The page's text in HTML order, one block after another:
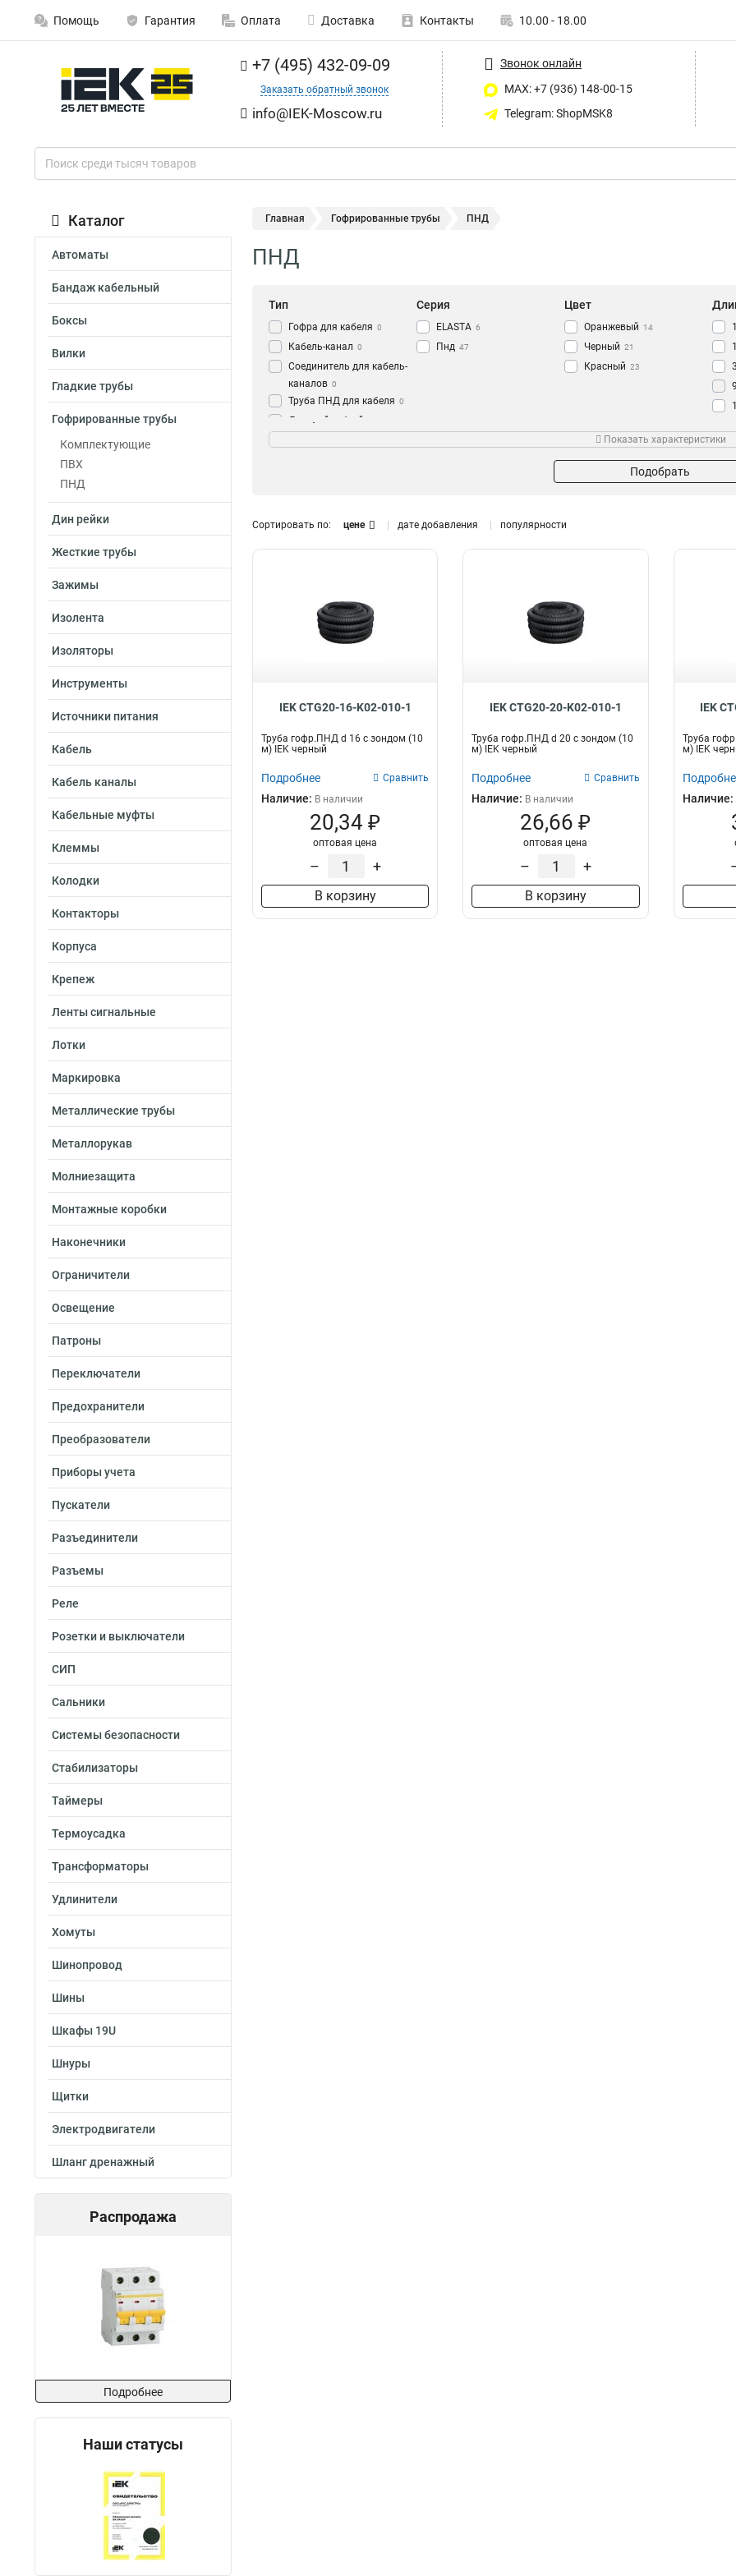
Помощь Гарантия Оплата Доставка Контакты 10.00 - 18.00
+7 (495) 432-09-09
Заказать обратный звонок
info@IEK-Moscow.ru
Звонок онлайн
MAX: +7 (936) 148-00-15
Telegram: ShopMSK8
Каталог
Автоматы
Бандаж кабельный
Боксы
Вилки
Гладкие трубы
Гофрированные трубы
Комплектующие
ПВХ
ПНД
Дин рейки
Жесткие трубы
Зажимы
Изолента
Изоляторы
Инструменты
Источники питания
Кабель
Кабель каналы
Кабельные муфты
Клеммы
Колодки
Контакторы
Корпуса
Крепеж
Ленты сигнальные
Лотки
Маркировка
Металлические трубы
Металлорукав
Молниезащита
Монтажные коробки
Наконечники
Ограничители
Освещение
Патроны
Переключатели
Предохранители
Преобразователи
Приборы учета
Пускатели
Разъединители
Разъемы
Реле
Розетки и выключатели
СИП
Сальники
Системы безопасности
Стабилизаторы
Таймеры
Термоусадка
Трансформаторы
Удлинители
Хомуты
Шинопровод
Шины
Шкафы 19U
Шнуры
Щитки
Электродвигатели
Шланг дренажный
Распродажа
Подробнее
Наши статусы
Главная Гофрированные трубы ПНД
ПНД
Тип
Гофра для кабеля 0
Кабель-канал 0
Соединитель для кабель-
каналов 0
Труба ПНД для кабеля 0
Дверной гибкий переход
Серия
ELASTA 6
Пнд 47
Цвет
Оранжевый 14
Черный 21
Красный 23
Тип трубы
Тяжелый 6 Да 28
Показать характеристики
Подобрать
Сортировать по: цене дате добавления популярности
IEK CTG20-16-K02-010-1
Труба гофр.ПНД d 16 с зондом (10
м) IEK черный
Подробнее Сравнить
Наличие: В наличии
20,34 ₽
оптовая цена
– +
В корзину
IEK CTG20-20-K02-010-1
Труба гофр.ПНД d 20 с зондом (10
м) IEK черный
Подробнее Сравнить
Наличие: В наличии
26,66 ₽
оптовая цена
– +
В корзину
IEK
Труба
м) IEK
Наличие: